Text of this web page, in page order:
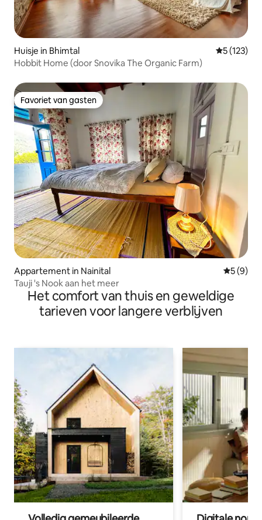
Huisje in Bhimtal
5 (123)
Hobbit Home (door Snovika The Organic Farm)
Favoriet van gasten
Favoriet van gasten
Appartement in Nainital
5 (9)
Tauji 's Nook aan het meer
Het comfort van thuis en geweldige
tarieven voor langere verblijven